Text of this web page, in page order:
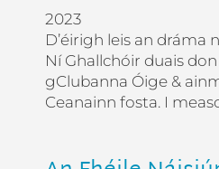
2023
D’éirigh leis an dráma
Ní Ghallchóir duais
gClubanna Óige &
Ceanainn fosta. I